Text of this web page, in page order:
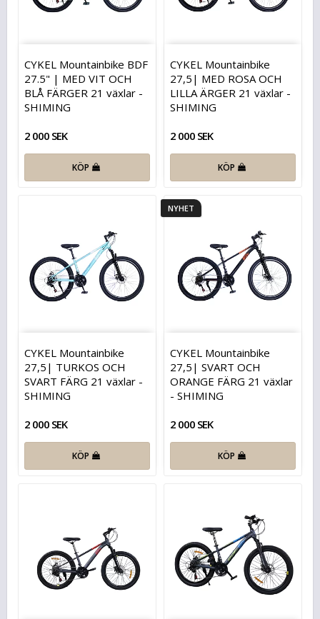
CYKEL Mountainbike BDF
27.5" | MED VIT OCH
BLÅ FÄRGER 21 växlar -
SHIMING
2 000 SEK
KÖP
CYKEL Mountainbike
27,5| MED ROSA OCH
LILLA ÄRGER 21 växlar -
SHIMING
2 000 SEK
KÖP
CYKEL Mountainbike
27,5| TURKOS OCH
SVART FÄRG 21 växlar -
SHIMING
2 000 SEK
KÖP
NYHET
CYKEL Mountainbike
27,5| SVART OCH
ORANGE FÄRG 21 växlar
- SHIMING
2 000 SEK
KÖP